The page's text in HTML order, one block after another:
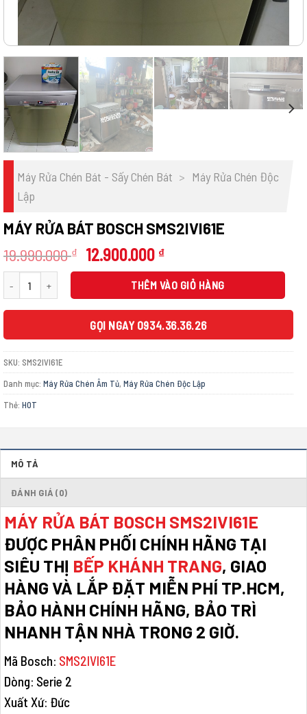
Máy Rửa Chén Bát - Sấy Chén Bát > Máy Rửa Chén Độc
Lập
MÁY RỬA BÁT BOSCH SMS2IVI61E
19.990.000₫
Giá
gốc
19.990.000 ₫.
12.900.000 ₫Giá
hiện
tại
là:
12.900.000 ₫.
MÁY RỬA BÁT BOSCH SMS2IVI61E số lượngTHÊM VÀO GIỎ HÀNG
GỌI NGAY 0934.36.36.26
SKU: SMS2IVI61E
Danh mục: Máy Rửa Chén Âm Tủ, Máy Rửa Chén Độc Lập
Thẻ: HOT
MÔ TẢ
ĐÁNH GIÁ (0)
MÁY RỬA BÁT BOSCH SMS2IVI61E
ĐƯỢC PHÂN PHỐI CHÍNH HÃNG TẠI
SIÊU THỊ BẾP KHÁNH TRANG, GIAO
HÀNG VÀ LẮP ĐẶT MIỄN PHÍ TP.HCM,
BẢO HÀNH CHÍNH HÃNG, BẢO TRÌ
NHANH TẬN NHÀ TRONG 2 GIỜ.
Mã Bosch: SMS2IVI61E
Dòng: Serie 2
Xuất Xứ: Đức